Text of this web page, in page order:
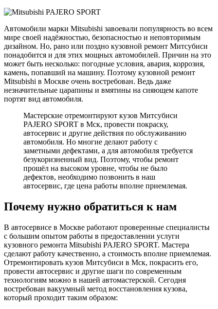
Автомобили марки Mitsubishi завоевали популярность во всем
мире своей надёжностью, безопасностью и неповторимым
дизайном. Но, рано или поздно кузовной ремонт Митсубиси
понадобится и для этих мощных автомобилей. Причин на это
может быть несколько: погодные условия, авария, коррозия,
камень, попавший на машину. Поэтому кузовной ремонт
Mitsubishi в Москве очень востребован. Ведь даже
незначительные царапины и вмятины на сияющем капоте
портят вид автомобиля.
Мастерские отремонтируют кузов Митсубиси
PAJERO SPORT в Мск, провести покраску,
автосервис и другие действия по обслуживанию
автомобиля. Но многие делают работу с
заметными дефектами, а для автомобиля требуется
безукоризненный вид. Поэтому, чтобы ремонт
прошёл на высоком уровне, чтобы не было
дефектов, необходимо позвонить в наш
автосервис, где цена работы вполне приемлемая.
Почему нужно обратиться к нам
В автосервисе в Москве работают проверенные специалисты
с большим опытом работы в предоставлении услуги
кузовного ремонта Mitsubishi PAJERO SPORT. Мастера
сделают работу качественно, а стоимость вполне приемлемая.
Отремонтировать кузов Митсубиси в Мск, покрасить его,
провести автосервис и другие шаги по современным
технологиям можно в нашей автомастерской. Сегодня
востребован вакуумный метод восстановления кузова,
который проходит таким образом: